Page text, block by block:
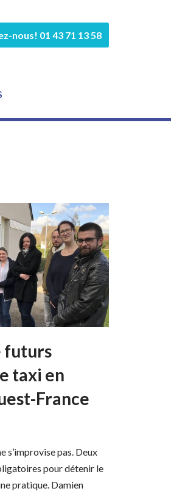
nous! 01 43 71 13 58
futurs
taxi en
France
s’improvise pas. Deux
pour détenir le
pratique. Damien